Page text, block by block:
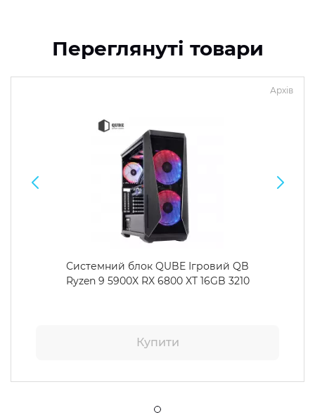
Переглянуті товари
Архів
Системний блок QUBE Ігровий QB
Ryzen 9 5900X RX 6800 XT 16GB 3210
Купити